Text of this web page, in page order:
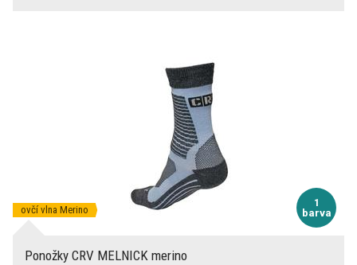
1
barva
ovčí vlna Merino
Ponožky CRV MELNICK merino